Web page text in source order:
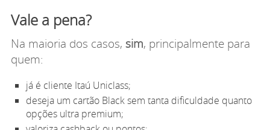
Vale a pena?
Na maioria dos casos, sim, principalmente para
quem:
já é cliente Itaú Uniclass;
deseja um cartão Black sem tanta dificuldade quanto
opções ultra premium;